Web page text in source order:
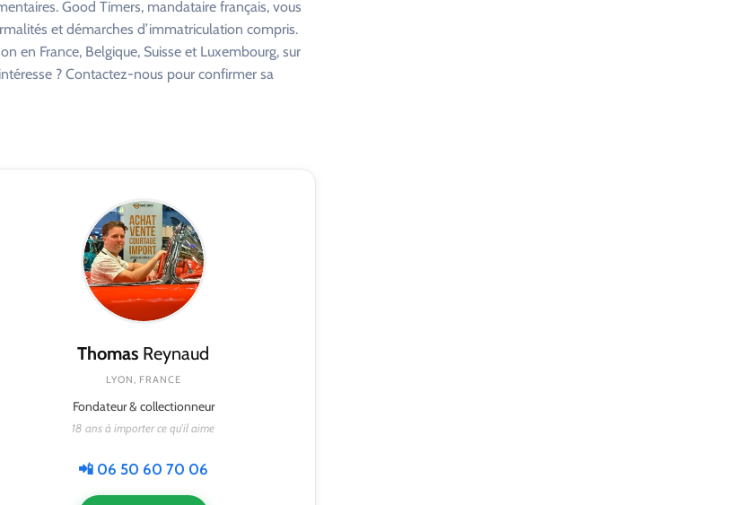
Good Timers, mandataire français, vous
et démarches d’immatriculation compris.
en France, Belgique, Suisse et Luxembourg, sur
? Contactez-nous pour confirmer sa
Thomas Reynaud
LYON, FRANCE
Fondateur & collectionneur
18 ans à importer ce qu'il aime
📲 06 50 60 70 06